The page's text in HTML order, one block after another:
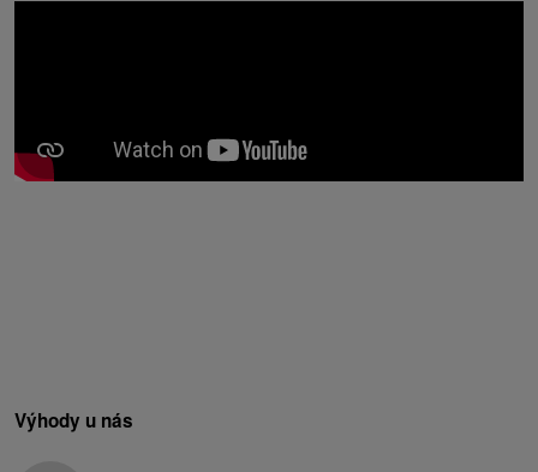
Výhody u nás